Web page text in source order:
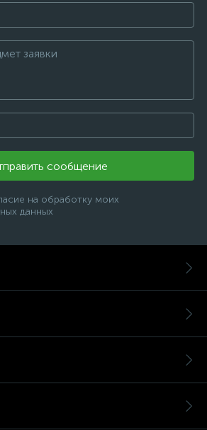
сообщение
на обработку моих
данных